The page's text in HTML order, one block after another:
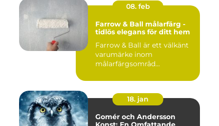
08. feb
Farrow & Ball målarfärg -
tidlös elegans för ditt hem
Farrow & Ball är ett välkänt
varumärke inom
målarfärgsområd...
18. jan
Gomér och Andersson